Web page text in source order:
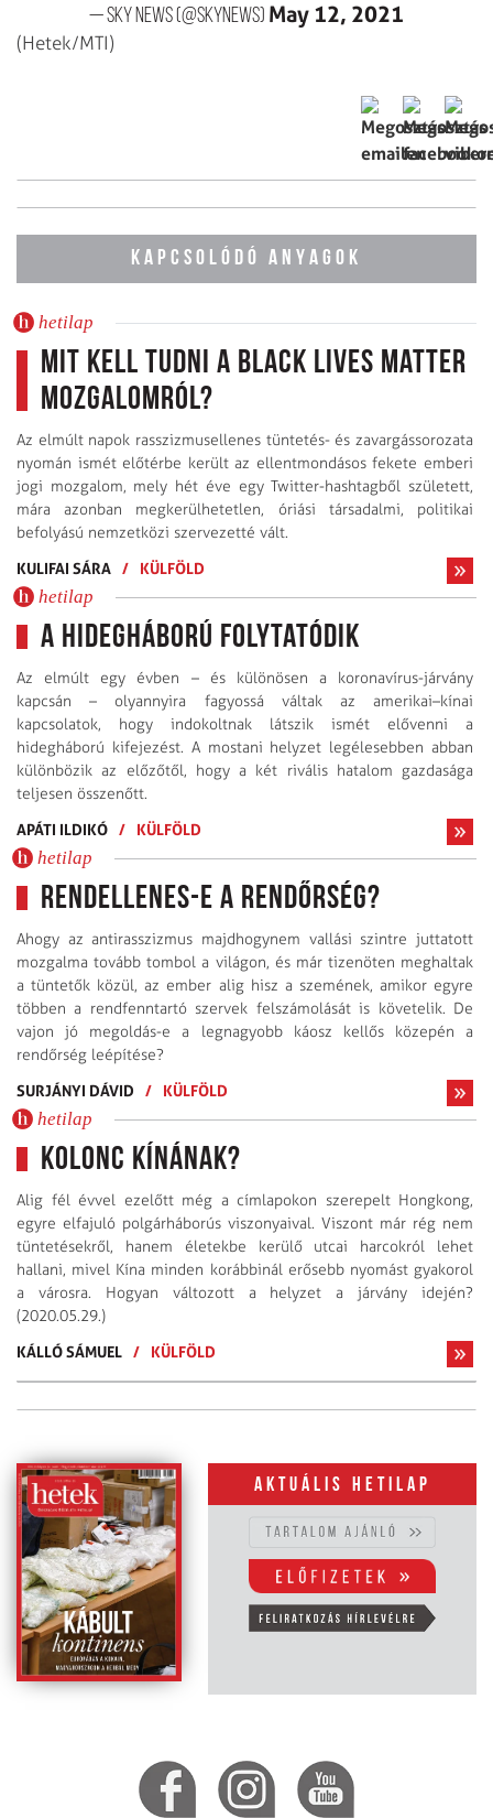
— Sky News (@SkyNews) May 12, 2021
(Hetek/MTI)
KAPCSOLÓDÓ ANYAGOK
hetilap
Mit kell tudni a Black Lives Matter
mozgalomról?
Az elmúlt napok rasszizmusellenes tüntetés- és zavargássorozata
nyomán ismét előtérbe került az ellentmondásos fekete emberi
jogi mozgalom, mely hét éve egy Twitter-hashtagből született,
mára azonban megkerülhetetlen, óriási társadalmi, politikai
befolyású nemzetközi szervezetté vált.
KULIFAI SÁRA / KÜLFÖLD
hetilap
A hidegháború folytatódik
Az elmúlt egy évben – és különösen a koronavírus-járvány
kapcsán – olyannyira fagyossá váltak az amerikai–kínai
kapcsolatok, hogy indokoltnak látszik ismét elővenni a
hidegháború kifejezést. A mostani helyzet legélesebben abban
különbözik az előzőtől, hogy a két rivális hatalom gazdasága
teljesen összenőtt.
APÁTI ILDIKÓ / KÜLFÖLD
hetilap
Rendellenes-e a rendőrség?
Ahogy az antirasszizmus majdhogynem vallási szintre juttatott
mozgalma tovább tombol a világon, és már tizenöten meghaltak
a tüntetők közül, az ember alig hisz a szemének, amikor egyre
többen a rendfenntartó szervek felszámolását is követelik. De
vajon jó megoldás-e a legnagyobb káosz kellős közepén a
rendőrség leépítése?
SURJÁNYI DÁVID
/ KÜLFÖLD
hetilap
Kolonc Kínának?
Alig fél évvel ezelőtt még a címlapokon szerepelt Hongkong,
egyre elfajuló polgárháborús viszonyaival. Viszont már rég nem
tüntetésekről, hanem életekbe kerülő utcai harcokról lehet
hallani, mivel Kína minden korábbinál erősebb nyomást gyakorol
a városra. Hogyan változott a helyzet a járvány idején?
(2020.05.29.)
KÁLLÓ SÁMUEL / KÜLFÖLD
Aktuális hetilap